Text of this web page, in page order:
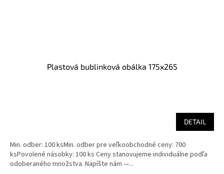
Plastová bublinková obálka 175x265
DETAIL
Min. odber: 100 ksMin. odber pre veľkoobchodné ceny: 700
ksPovolené násobky: 100 ks Ceny stanovujeme individuálne podľa
odoberaného množstva. Napíšte nám —...